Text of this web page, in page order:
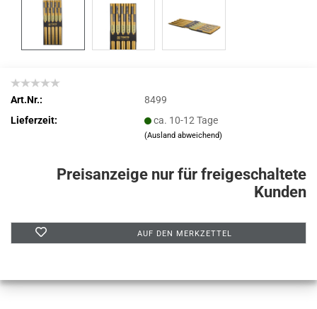
Art.Nr.:
8499
Lieferzeit:
ca. 10-12 Tage
(Ausland abweichend)
Preisanzeige nur für freigeschaltete
Kunden
AUF DEN MERKZETTEL